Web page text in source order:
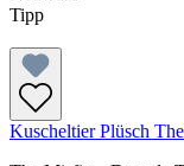
Tipp
Kuscheltier Plüsch